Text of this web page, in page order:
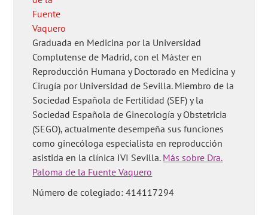
Graduada en Medicina por la Universidad
Complutense de Madrid, con el Máster en
Reproducción Humana y Doctorado en Medicina y
Cirugía por Universidad de Sevilla. Miembro de la
Sociedad Española de Fertilidad (SEF) y la
Sociedad Española de Ginecología y Obstetricia
(SEGO), actualmente desempeña sus funciones
como ginecóloga especialista en reproducción
asistida en la clínica IVI Sevilla. Más sobre Dra.
Paloma de la Fuente Vaquero
Número de colegiado: 414117294